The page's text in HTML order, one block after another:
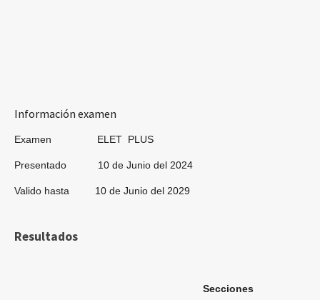
Información examen
Examen ELET PLUS
Presentado 10 de Junio del 2024
Valido hasta 10 de Junio del 2029
Resultados
Secciones